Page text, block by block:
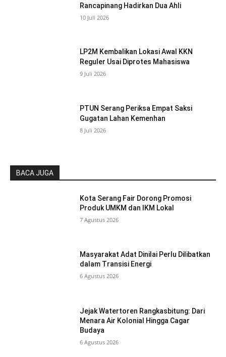
Rancapinang Hadirkan Dua Ahli
10 Juli 2026
LP2M Kembalikan Lokasi Awal KKN
Reguler Usai Diprotes Mahasiswa
9 Juli 2026
PTUN Serang Periksa Empat Saksi
Gugatan Lahan Kemenhan
8 Juli 2026
BACA JUGA
Kota Serang Fair Dorong Promosi
Produk UMKM dan IKM Lokal
7 Agustus 2026
Masyarakat Adat Dinilai Perlu Dilibatkan
dalam Transisi Energi
6 Agustus 2026
Jejak Watertoren Rangkasbitung: Dari
Menara Air Kolonial Hingga Cagar
Budaya
6 Agustus 2026